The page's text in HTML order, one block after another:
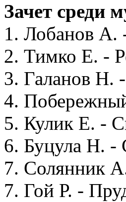
Зачет среди
1. Лобанов
2. Тимко Е. -
3. Галанов
4.
5. Кулик Е. -
6. Буцула Н. -
7. Солянник
7. Гой Р. -